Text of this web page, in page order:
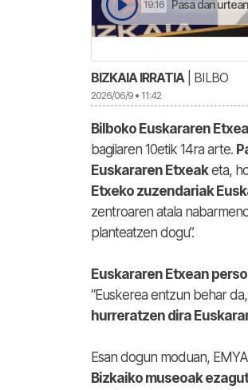
19:16 Pasa dan
BIZKAIA IRRATIA| BILBO
2026/06/9 • 11:42
Bilboko Euskararen
bagilaren 10etik 14ra arte.
Euskararen Etxeaketa,
Etxeko zuzendariak
zentroaren atala
planteatzen dogu”.
Euskararen Etxean
“Euskerea entzun behar
hurreratzen dira
Esan dogun moduan,
Bizkaiko museoak